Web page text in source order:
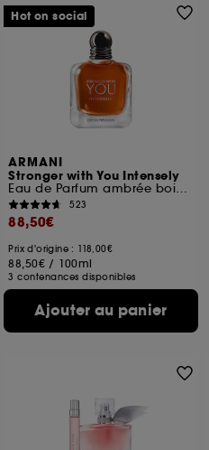
ARMANI
Stronger with You Intensely
Eau de Parfum ambrée boisée pour homme
523
88,50€
Prix d'origine : 118,00€
88,50€ / 100ml
3 contenances disponibles
Ajouter au panier
Hot on social